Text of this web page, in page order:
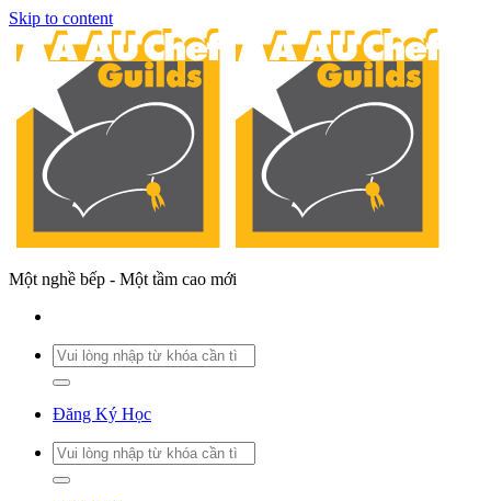
Skip to content
Một nghề bếp - Một tầm cao mới
Đăng Ký Học